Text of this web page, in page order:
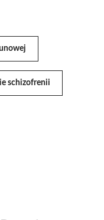
schizofrenii